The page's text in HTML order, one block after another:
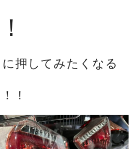
押してみたくなる
！